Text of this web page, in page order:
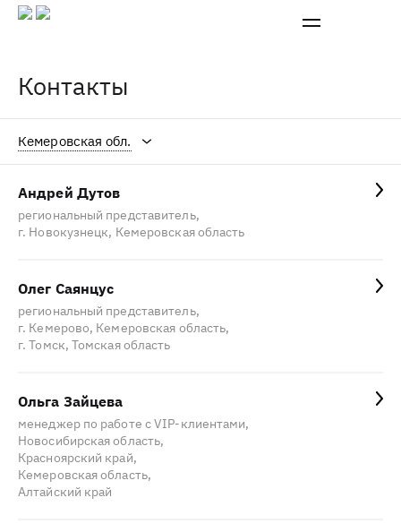
Контакты
Новосибирск, НСО
Красноярский край
Кемеровская обл.
Алтайский край
Омская обл.
Андрей Дутов
региональный представитель,
г. Новокузнецк, Кемеровская область
Олег Саянцус
региональный представитель,
г. Кемерово, Кемеровская область,
г. Томск, Томская область
Ольга Зайцева
менеджер по работе с VIP-клиентами,
Новосибирская область,
Красноярский край,
Кемеровская область,
Алтайский край